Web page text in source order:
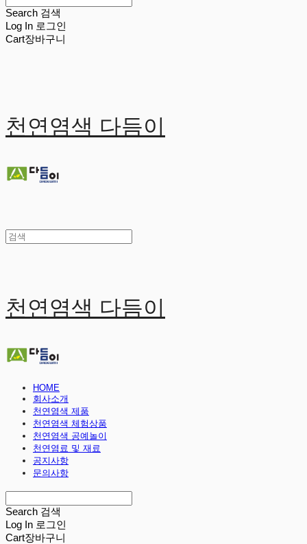
Search 검색
Log In 로그인
Cart장바구니
천연염색 다듬이
천연염색 다듬이
HOME
회사소개
천연염색 제품
천연염색 체험상품
천연염색 공예놀이
천연염료 및 재료
공지사항
문의사항
Search 검색
Log In 로그인
Cart장바구니